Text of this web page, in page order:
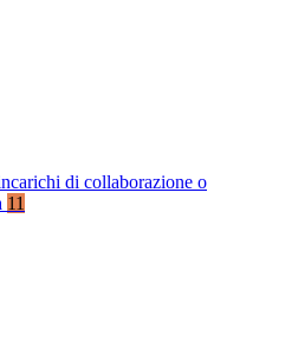
di collaborazione o
11